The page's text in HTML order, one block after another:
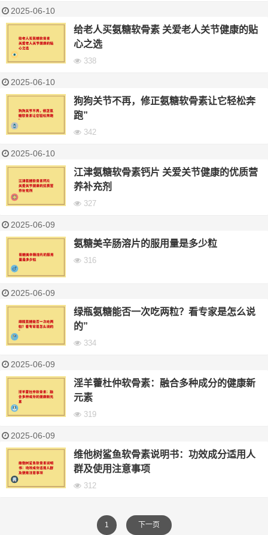
2025-06-10
给老人买氨糖软骨素 关爱老人关节健康的贴
心之选
338
2025-06-10
狗狗关节不再，修正氨糖软骨素让它轻松奔
跑”
342
2025-06-10
江津氨糖软骨素钙片 关爱关节健康的优质营
养补充剂
327
2025-06-09
氨糖美辛肠溶片的服用量是多少粒
316
2025-06-09
绿瓶氨糖能否一次吃两粒？看专家是怎么说
的”
334
2025-06-09
淫羊藿杜仲软骨素：融合多种成分的健康新
元素
319
2025-06-09
维他树鲨鱼软骨素说明书：功效成分适用人
群及使用注意事项
312
1 下一页